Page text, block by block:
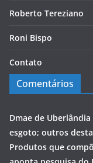
Roberto Tereziano
Roni Bispo
Contato
Comentários
Dmae de
esgoto; outros
Produtos que